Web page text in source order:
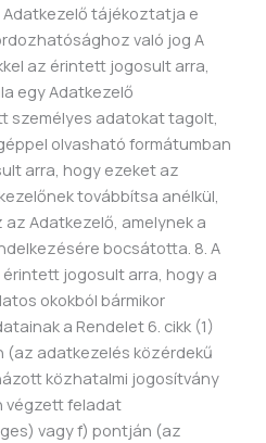
tájékoztatja e
való jog A
az érintett jogosult arra,
egy Adatkezelő
személyes adatokat tagolt,
olvasható formátumban
arra, hogy ezeket az
továbbítsa anélkül,
Adatkezelő, amelynek a
bocsátotta. 8. A
jogosult arra, hogy a
okokból bármikor
a Rendelet 6. cikk (1)
adatkezelés közérdekű
közhatalmi jogosítvány
végzett feladat
vagy f) pontján (az